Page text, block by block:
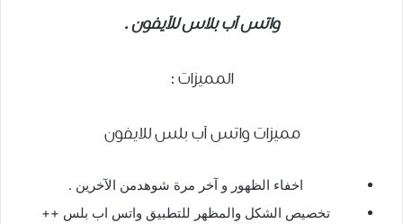
واتس آب بلاس للآيفون .
المميزات :
مميزات واتس آب بلس للايفون
اخفاء الظهور و آخر مرة شوهدمن الآخرين .
تخصيص الشكل والمظهر للتطبيق واتس اب بلس ++